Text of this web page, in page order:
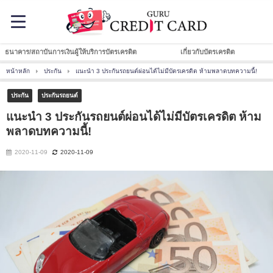
ธนาคาร/สถาบันการเงินผู้ให้บริการบัตรเครดิต เกี่ยวกับบัตรเครดิต
หน้าหลัก ประกัน แนะนำ 3 ประกันรถยนต์ผ่อนได้ไม่มีบัตรเครดิต ห้ามพลาดบทความนี้!
ประกัน ประกันรถยนต์
แนะนำ 3 ประกันรถยนต์ผ่อนได้ไม่มีบัตรเครดิต ห้าม
พลาดบทความนี้!
2020-11-09 2020-11-09